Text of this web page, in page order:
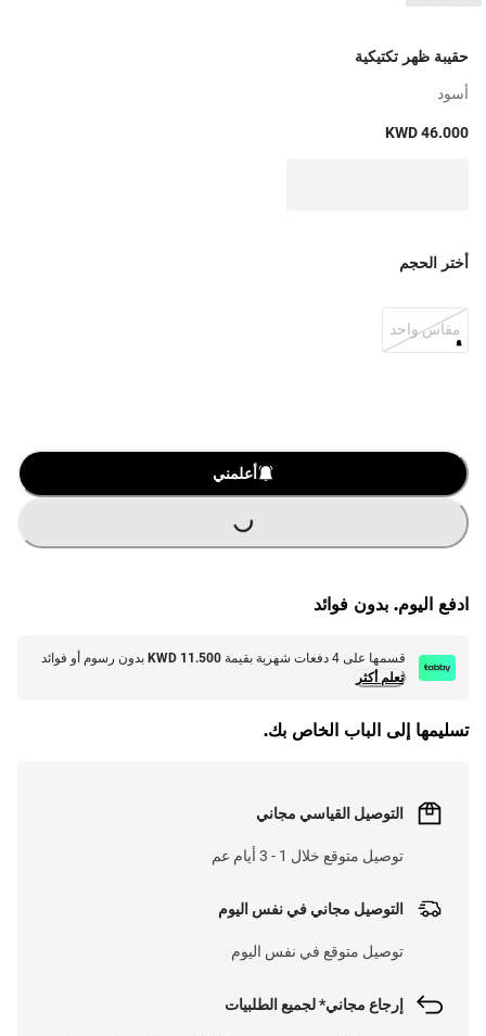
حقيبة ظهر تكتيكية
أسود
KWD 46.000
أختر الحجم
مقاس واحد
أعلمني
G
.
ادفع اليوم. بدون فوائد
قسمها على 4 دفعات شهرية بقيمة KWD 11.500 بدون رسوم أو فوائد
تعلم أكثر
تسليمها إلى الباب الخاص بك.
التوصيل القياسي مجاني
توصيل متوقع خلال 1 - 3 أيام عم
التوصيل مجاني في نفس اليوم
توصيل متوقع في نفس اليوم
إرجاع مجاني* لجميع الطلبيات